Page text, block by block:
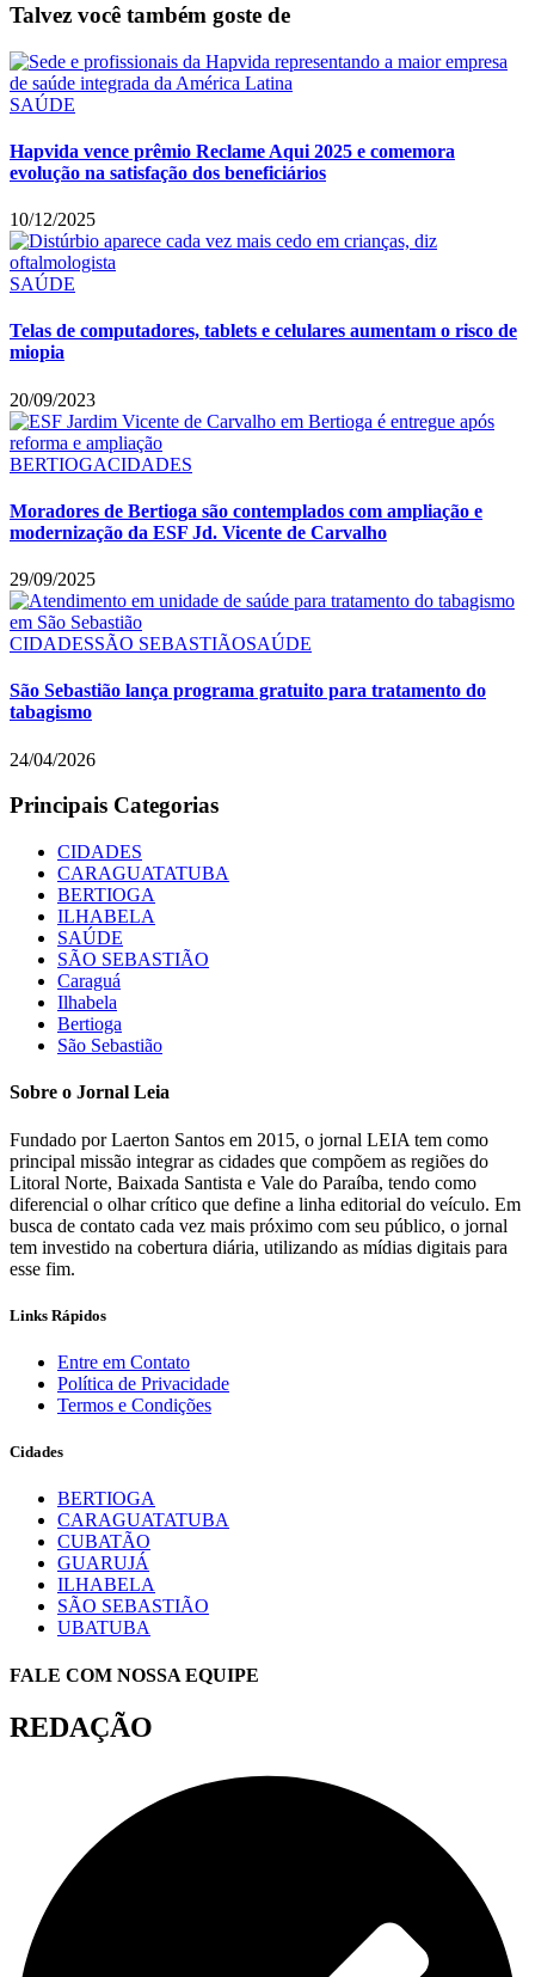
Talvez você também goste de
SAÚDE
Hapvida vence prêmio Reclame Aqui 2025 e comemora
evolução na satisfação dos beneficiários
10/12/2025
SAÚDE
Telas de computadores, tablets e celulares aumentam o risco de
miopia
20/09/2023
BERTIOGACIDADES
Moradores de Bertioga são contemplados com ampliação e
modernização da ESF Jd. Vicente de Carvalho
29/09/2025
CIDADESSÃO SEBASTIÃOSAÚDE
São Sebastião lança programa gratuito para tratamento do
tabagismo
24/04/2026
Principais Categorias
CIDADES
CARAGUATATUBA
BERTIOGA
ILHABELA
SAÚDE
SÃO SEBASTIÃO
Caraguá
Ilhabela
Bertioga
São Sebastião
Sobre o Jornal Leia
Fundado por Laerton Santos em 2015, o jornal LEIA tem como
principal missão integrar as cidades que compõem as regiões do
Litoral Norte, Baixada Santista e Vale do Paraíba, tendo como
diferencial o olhar crítico que define a linha editorial do veículo. Em
busca de contato cada vez mais próximo com seu público, o jornal
tem investido na cobertura diária, utilizando as mídias digitais para
esse fim.
Links Rápidos
Entre em Contato
Política de Privacidade
Termos e Condições
Cidades
BERTIOGA
CARAGUATATUBA
CUBATÃO
GUARUJÁ
ILHABELA
SÃO SEBASTIÃO
UBATUBA
FALE COM NOSSA EQUIPE
REDAÇÃO